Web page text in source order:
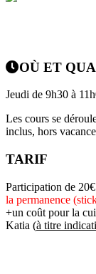
OÙ ET
Jeudi de 9h30 à
Les cours se
inclus, hors
TARIF
Participation de
la permanence
+un coût pour la
Katia (à titre